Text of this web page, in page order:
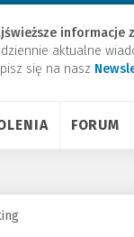
informacje
aktualne
się na nasz
FORUM